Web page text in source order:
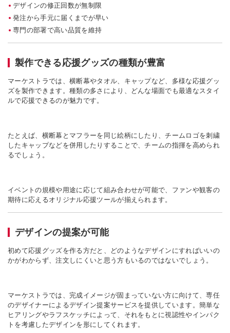
デザインの修正回数が無制限
発注から手元に届くまでが早い
専門の部署で高い品質を維持
製作できる応援グッズの種類が豊富
マーケストラでは、横断幕やタオル、キャップなど、多様な応援グッ
ズを製作できます。種類の多さにより、どんな場面でも最適なスタイ
ルで応援できるのが魅力です。
たとえば、横断幕とマフラーを同じ絵柄にしたり、チームロゴを刺繍
したキャップなどを併用したりすることで、チームの指揮を高められ
るでしょう。
イベントの規模や用途に応じて組み合わせが可能で、ファンや観客の
期待に応えるオリジナル応援ツールが揃えられます。
デザインの提案が可能
初めて応援グッズを作る方だと、どのようなデザインにすればいいの
かがわからず、注文しにくいと思う方もいるのではないでしょう。
マーケストラでは、完成イメージが固まっていない方に向けて、専任
のデザイナーによるデザイン提案サービスを提供しています。簡単な
ヒアリングやラフスケッチによって、それをもとに視認性やインパク
トを考慮したデザインを形にしてくれます。